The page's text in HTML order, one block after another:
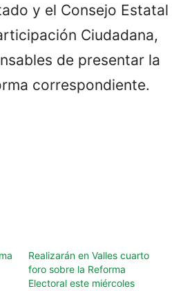
y el Consejo Estatal
Ciudadana,
de presentar la
correspondiente.
Realizarán en Valles cuarto
foro sobre la Reforma
Electoral este miércoles